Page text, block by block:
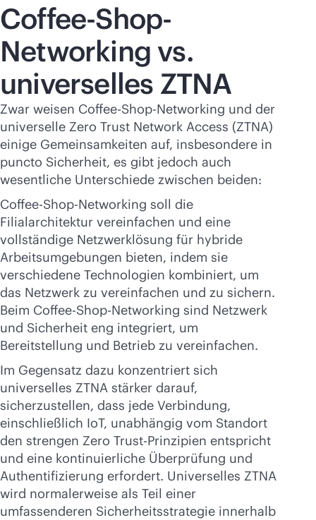
Coffee-Shop-
Networking vs.
universelles ZTNA
Zwar weisen Coffee-Shop-Networking und der
universelle Zero Trust Network Access (ZTNA)
einige Gemeinsamkeiten auf, insbesondere in
puncto Sicherheit, es gibt jedoch auch
wesentliche Unterschiede zwischen beiden:
Coffee-Shop-Networking soll die
Filialarchitektur vereinfachen und eine
vollständige Netzwerklösung für hybride
Arbeitsumgebungen bieten, indem sie
verschiedene Technologien kombiniert, um
das Netzwerk zu vereinfachen und zu sichern.
Beim Coffee-Shop-Networking sind Netzwerk
und Sicherheit eng integriert, um
Bereitstellung und Betrieb zu vereinfachen.
Im Gegensatz dazu konzentriert sich
universelles ZTNA stärker darauf,
sicherzustellen, dass jede Verbindung,
einschließlich IoT, unabhängig vom Standort
den strengen Zero Trust-Prinzipien entspricht
und eine kontinuierliche Überprüfung und
Authentifizierung erfordert. Universelles ZTNA
wird normalerweise als Teil einer
umfassenderen Sicherheitsstrategie innerhalb